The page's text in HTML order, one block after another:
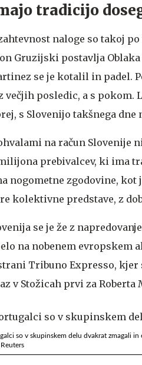
tradicijo
naloge so takoj
Gruzijski postavlja
se je kotalil in padel.
večjih posledic, a s pokom.
s Slovenijo takšnega
na račun Slovenije
prebivalcev, ki ima
nogometne zgodovine, kot
kolektivne predstave, z
se je že z
na nobenem evropskem
Tribuno Expresso,
v Stožicah prvi za
so v skupinskem delu dvakrat zmagali in